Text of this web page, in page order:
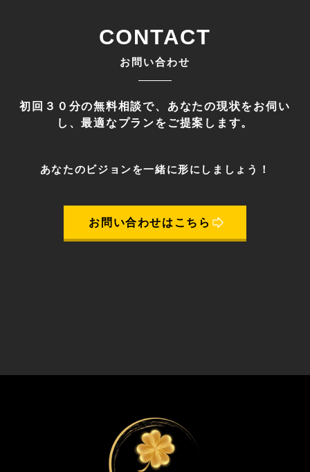
CONTACT
お問い合わせ
初回３０分の無料相談で、あなたの現状をお伺い
し、最適なプランをご提案します。
あなたのビジョンを一緒に形にしましょう！
お問い合わせはこちら